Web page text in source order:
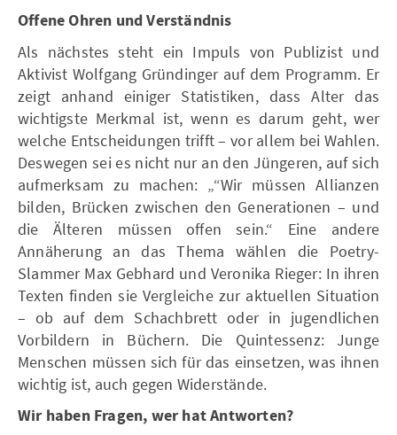
Offene Ohren und Verständnis
Als nächstes steht ein Impuls von Publizist und
Aktivist Wolfgang Gründinger auf dem Programm. Er
zeigt anhand einiger Statistiken, dass Alter das
wichtigste Merkmal ist, wenn es darum geht, wer
welche Entscheidungen trifft – vor allem bei Wahlen.
Deswegen sei es nicht nur an den Jüngeren, auf sich
aufmerksam zu machen: „“Wir müssen Allianzen
bilden, Brücken zwischen den Generationen – und
die Älteren müssen offen sein.“ Eine andere
Annäherung an das Thema wählen die Poetry-
Slammer Max Gebhard und Veronika Rieger: In ihren
Texten finden sie Vergleiche zur aktuellen Situation
– ob auf dem Schachbrett oder in jugendlichen
Vorbildern in Büchern. Die Quintessenz: Junge
Menschen müssen sich für das einsetzen, was ihnen
wichtig ist, auch gegen Widerstände.
Wir haben Fragen, wer hat Antworten?